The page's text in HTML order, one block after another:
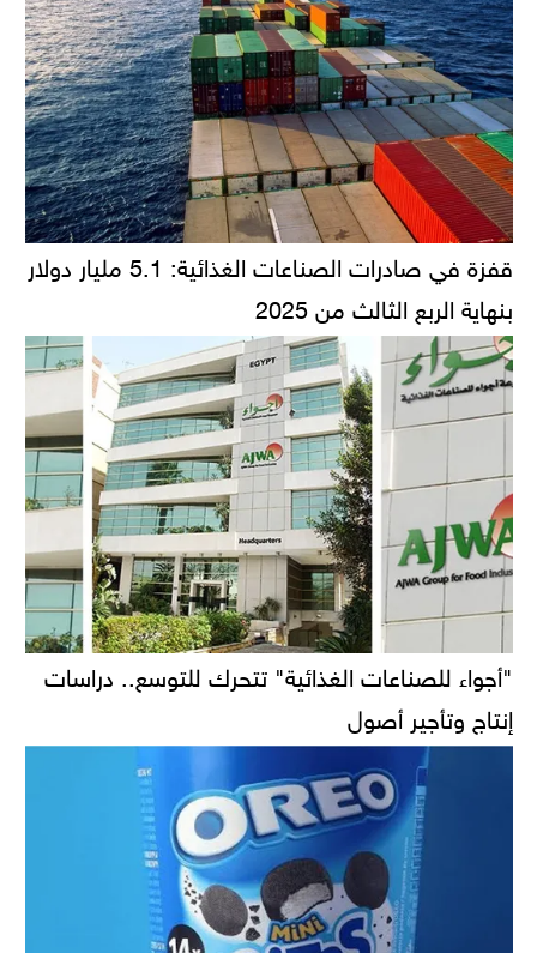
قفزة في صادرات الصناعات الغذائية: 5.1 مليار دولار
بنهاية الربع الثالث من 2025
"أجواء للصناعات الغذائية" تتحرك للتوسع.. دراسات
إنتاج وتأجير أصول